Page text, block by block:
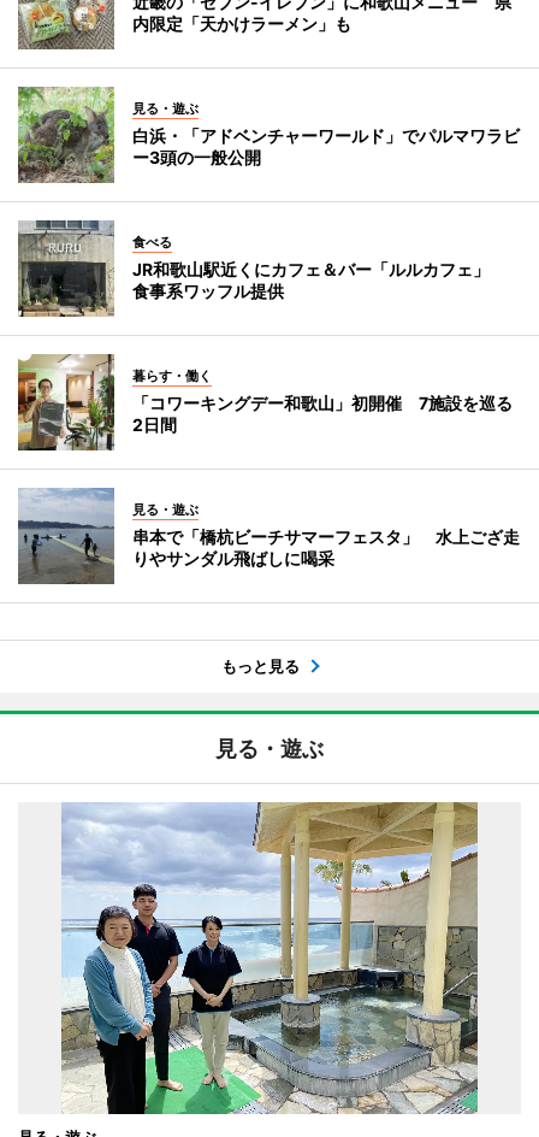
内限定「天かけラーメン」も
見る・遊ぶ
白浜・「アドベンチャーワールド」でパルマワラビ
ー3頭の一般公開
食べる
JR和歌山駅近くにカフェ＆バー「ルルカフェ」
食事系ワッフル提供
暮らす・働く
「コワーキングデー和歌山」初開催 7施設を巡る
2日間
見る・遊ぶ
串本で「橋杭ビーチサマーフェスタ」 水上ござ走
りやサンダル飛ばしに喝采
もっと見る
見る・遊ぶ